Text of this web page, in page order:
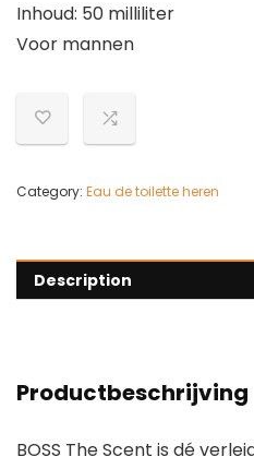
Inhoud: 50 milliliter
Voor mannen
Category: Eau de toilette heren
Description
Productbeschrijving
BOSS The Scent is dé